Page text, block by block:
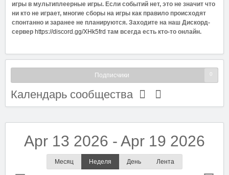
игры в мультиплеерные игры. Если событий нет, это не значит что
ни кто не играет, многие сборы на игры как правило происходят
спонтанно и заранее не планируются. Заходите на наш Дискорд-
сервер https://discord.gg/XHk5frd там всегда есть кто-то онлайн.
Подписчики 0
Календарь сообщества
Apr 13 2026 - Apr 19 2026
Месяц Неделя День Лента